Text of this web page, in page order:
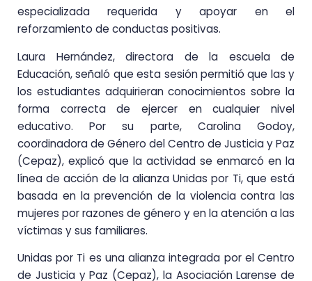
especializada requerida y apoyar en el
reforzamiento de conductas positivas.
Laura Hernández, directora de la escuela de
Educación, señaló que esta sesión permitió que las y
los estudiantes adquirieran conocimientos sobre la
forma correcta de ejercer en cualquier nivel
educativo. Por su parte, Carolina Godoy,
coordinadora de Género del Centro de Justicia y Paz
(Cepaz), explicó que la actividad se enmarcó en la
línea de acción de la alianza Unidas por Ti, que está
basada en la prevención de la violencia contra las
mujeres por razones de género y en la atención a las
víctimas y sus familiares.
Unidas por Ti es una alianza integrada por el Centro
de Justicia y Paz (Cepaz), la Asociación Larense de